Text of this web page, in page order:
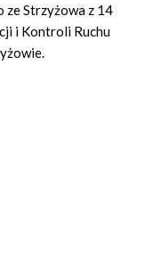
ze Strzyżowa z 14
i Kontroli Ruchu